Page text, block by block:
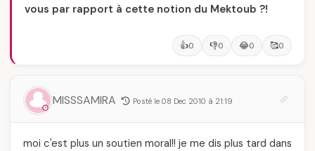
vous par rapport à cette notion du Mektoub ?!
👍0 👎0 😂0 🥰0
MISSSAMIRA Posté le 08 Dec 2010 à 21:19
moi c'est plus un soutien moral!! je me dis plus tard dans